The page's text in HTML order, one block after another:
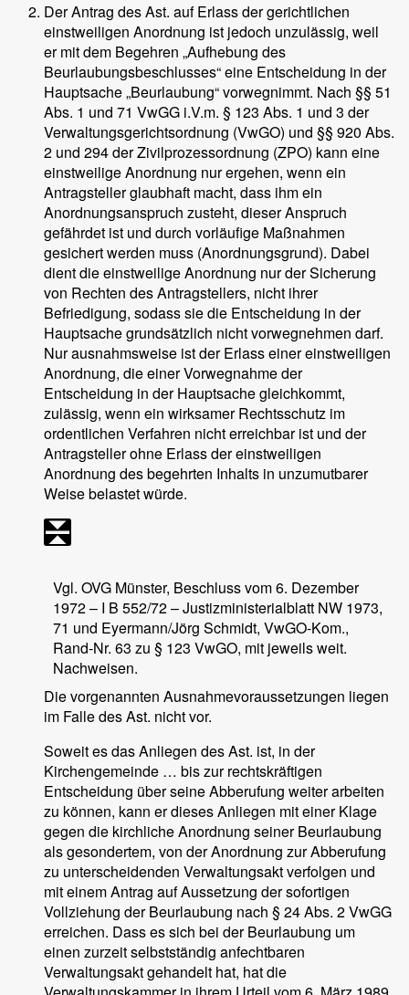
Der Antrag des Ast. auf Erlass der gerichtlichen
einstweiligen Anordnung ist jedoch unzulässig, weil
er mit dem Begehren „Aufhebung des
Beurlaubungsbeschlusses“ eine Entscheidung in der
Hauptsache „Beurlaubung“ vorwegnimmt. Nach §§ 51
Abs. 1 und 71 VwGG i.V.m. § 123 Abs. 1 und 3 der
Verwaltungsgerichtsordnung (VwGO) und §§ 920 Abs.
2 und 294 der Zivilprozessordnung (ZPO) kann eine
einstweilige Anordnung nur ergehen, wenn ein
Antragsteller glaubhaft macht, dass ihm ein
Anordnungsanspruch zusteht, dieser Anspruch
gefährdet ist und durch vorläufige Maßnahmen
gesichert werden muss (Anordnungsgrund). Dabei
dient die einstweilige Anordnung nur der Sicherung
von Rechten des Antragstellers, nicht ihrer
Befriedigung, sodass sie die Entscheidung in der
Hauptsache grundsätzlich nicht vorwegnehmen darf.
Nur ausnahmsweise ist der Erlass einer einstweiligen
Anordnung, die einer Vorwegnahme der
Entscheidung in der Hauptsache gleichkommt,
zulässig, wenn ein wirksamer Rechtsschutz im
ordentlichen Verfahren nicht erreichbar ist und der
Antragsteller ohne Erlass der einstweiligen
Anordnung des begehrten Inhalts in unzumutbarer
Weise belastet würde.
Vgl. OVG Münster, Beschluss vom 6. Dezember
1972 – I B 552/72 – Justizministerialblatt NW 1973,
71 und Eyermann/Jörg Schmidt, VwGO-Kom.,
Rand-Nr. 63 zu § 123 VwGO, mit jeweils weit.
Nachweisen.
Die vorgenannten Ausnahmevoraussetzungen liegen
im Falle des Ast. nicht vor.
Soweit es das Anliegen des Ast. ist, in der
Kirchengemeinde … bis zur rechtskräftigen
Entscheidung über seine Abberufung weiter arbeiten
zu können, kann er dieses Anliegen mit einer Klage
gegen die kirchliche Anordnung seiner Beurlaubung
als gesondertem, von der Anordnung zur Abberufung
zu unterscheidenden Verwaltungsakt verfolgen und
mit einem Antrag auf Aussetzung der sofortigen
Vollziehung der Beurlaubung nach § 24 Abs. 2 VwGG
erreichen. Dass es sich bei der Beurlaubung um
einen zurzeit selbstständig anfechtbaren
Verwaltungsakt gehandelt hat, hat die